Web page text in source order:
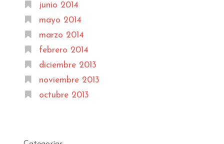
junio 2014
mayo 2014
marzo 2014
febrero 2014
diciembre 2013
noviembre 2013
octubre 2013